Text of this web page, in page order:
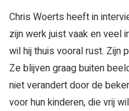
Chris Woerts heeft in
zijn werk juist vaak en veel
wil hij thuis vooral rust. Zijn
Ze blijven graag buiten
niet verandert door de
voor hun kinderen, die vrij